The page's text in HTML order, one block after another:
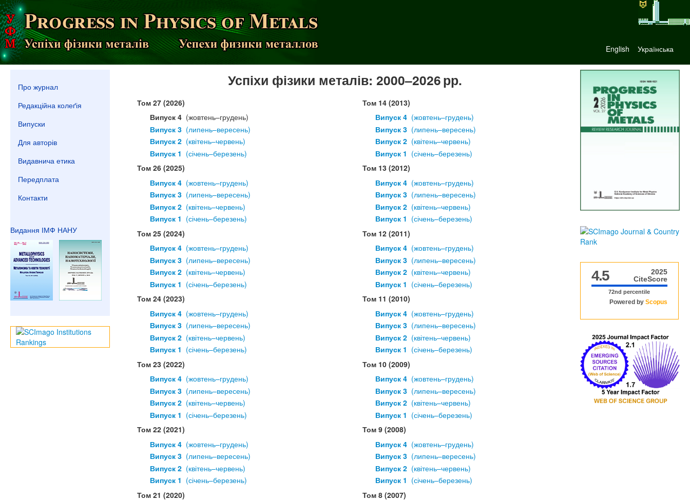
English Українська
Про журнал
Редакційна колеґія
Випуски
Для авторів
Видавнича етика
Передплата
Контакти
Видання ІМФ НАНУ
Успіхи фізики металів: 2000–2026 рр.
Том 27 (2026)
Випуск 4
  (жовтень–грудень)
Випуск 3
  (липень–вересень)
Випуск 2
  (квітень–червень)
Випуск 1
  (січень–березень)
Том 26 (2025)
Випуск 4
  (жовтень–грудень)
Випуск 3
  (липень–вересень)
Випуск 2
  (квітень–червень)
Випуск 1
  (січень–березень)
Том 25 (2024)
Випуск 4
  (жовтень–грудень)
Випуск 3
  (липень–вересень)
Випуск 2
  (квітень–червень)
Випуск 1
  (січень–березень)
Том 24 (2023)
Випуск 4
  (жовтень–грудень)
Випуск 3
  (липень–вересень)
Випуск 2
  (квітень–червень)
Випуск 1
  (січень–березень)
Том 23 (2022)
Випуск 4
  (жовтень–грудень)
Випуск 3
  (липень–вересень)
Випуск 2
  (квітень–червень)
Випуск 1
  (січень–березень)
Том 22 (2021)
Випуск 4
  (жовтень–грудень)
Випуск 3
  (липень–вересень)
Випуск 2
  (квітень–червень)
Випуск 1
  (січень–березень)
Том 21 (2020)
Том 14 (2013)
Випуск 4
  (жовтень–грудень)
Випуск 3
  (липень–вересень)
Випуск 2
  (квітень–червень)
Випуск 1
  (січень–березень)
Том 13 (2012)
Випуск 4
  (жовтень–грудень)
Випуск 3
  (липень–вересень)
Випуск 2
  (квітень–червень)
Випуск 1
  (січень–березень)
Том 12 (2011)
Випуск 4
  (жовтень–грудень)
Випуск 3
  (липень–вересень)
Випуск 2
  (квітень–червень)
Випуск 1
  (січень–березень)
Том 11 (2010)
Випуск 4
  (жовтень–грудень)
Випуск 3
  (липень–вересень)
Випуск 2
  (квітень–червень)
Випуск 1
  (січень–березень)
Том 10 (2009)
Випуск 4
  (жовтень–грудень)
Випуск 3
  (липень–вересень)
Випуск 2
  (квітень–червень)
Випуск 1
  (січень–березень)
Том 9 (2008)
Випуск 4
  (жовтень–грудень)
Випуск 3
  (липень–вересень)
Випуск 2
  (квітень–червень)
Випуск 1
  (січень–березень)
Том 8 (2007)
4.5
2025
CiteScore
72nd percentile
Powered by Scopus